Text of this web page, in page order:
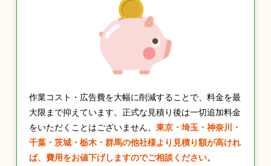
作業コスト・広告費を大幅に削減することで、料金を最
大限まで抑えています。正式な見積り後は一切追加料金
をいただくことはございません。 東京・埼玉・神奈川・
千葉・茨城・栃木・群馬の他社様より見積り額が高けれ
ば、費用をお値下げしますのでご相談ください。